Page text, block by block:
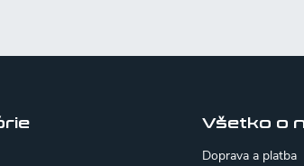
Všetko o
Doprava a platba